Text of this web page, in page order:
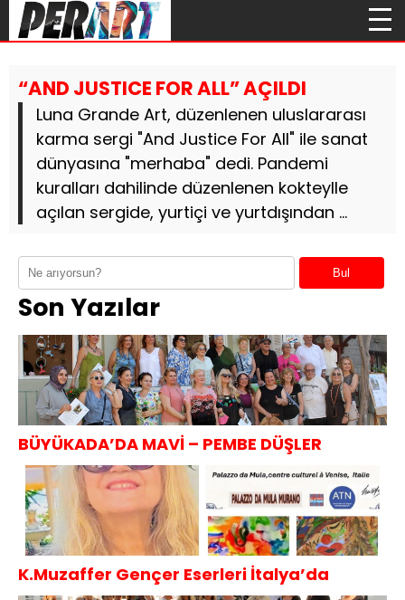
“AND JUSTICE FOR ALL” AÇILDI
Luna Grande Art, düzenlenen uluslararası
karma sergi "And Justice For All" ile sanat
dünyasına "merhaba" dedi. Pandemi
kuralları dahilinde düzenlenen kokteylle
açılan sergide, yurtiçi ve yurtdışından ...
Bul
Son Yazılar
BÜYÜKADA’DA MAVİ – PEMBE DÜŞLER
K.Muzaffer Gençer Eserleri İtalya’da